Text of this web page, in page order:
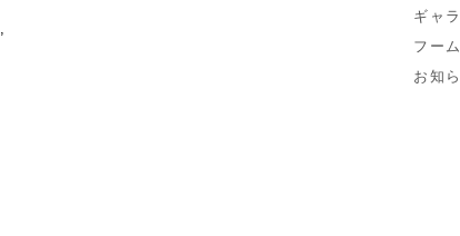
ギャ
フー
お知